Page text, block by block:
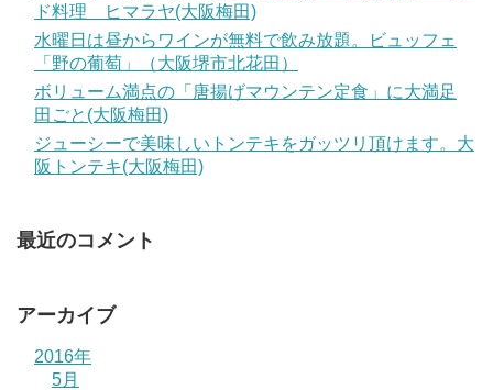
ド料理 ヒマラヤ(大阪梅田)
水曜日は昼からワインが無料で飲み放題。ビュッフェ
「野の葡萄」（大阪堺市北花田）
ボリューム満点の「唐揚げマウンテン定食」に大満足
田ごと(大阪梅田)
ジューシーで美味しいトンテキをガッツリ頂けます。大
阪トンテキ(大阪梅田)
最近のコメント
アーカイブ
2016年
5月